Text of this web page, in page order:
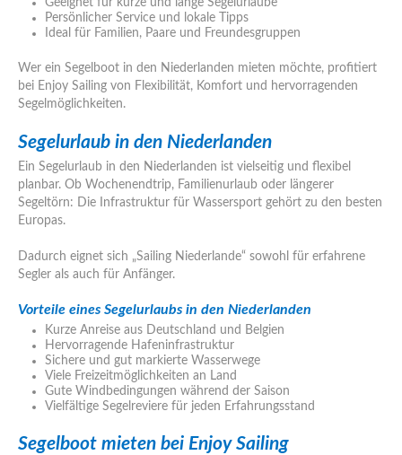
Geeignet für kurze und lange Segelurlaube
Persönlicher Service und lokale Tipps
Ideal für Familien, Paare und Freundesgruppen
Wer ein Segelboot in den Niederlanden mieten möchte, profitiert
bei Enjoy Sailing von Flexibilität, Komfort und hervorragenden
Segelmöglichkeiten.
Segelurlaub in den Niederlanden
Ein Segelurlaub in den Niederlanden ist vielseitig und flexibel
planbar. Ob Wochenendtrip, Familienurlaub oder längerer
Segeltörn: Die Infrastruktur für Wassersport gehört zu den besten
Europas.
Dadurch eignet sich „Sailing Niederlande“ sowohl für erfahrene
Segler als auch für Anfänger.
Vorteile eines Segelurlaubs in den Niederlanden
Kurze Anreise aus Deutschland und Belgien
Hervorragende Hafeninfrastruktur
Sichere und gut markierte Wasserwege
Viele Freizeitmöglichkeiten an Land
Gute Windbedingungen während der Saison
Vielfältige Segelreviere für jeden Erfahrungsstand
Segelboot mieten bei Enjoy Sailing